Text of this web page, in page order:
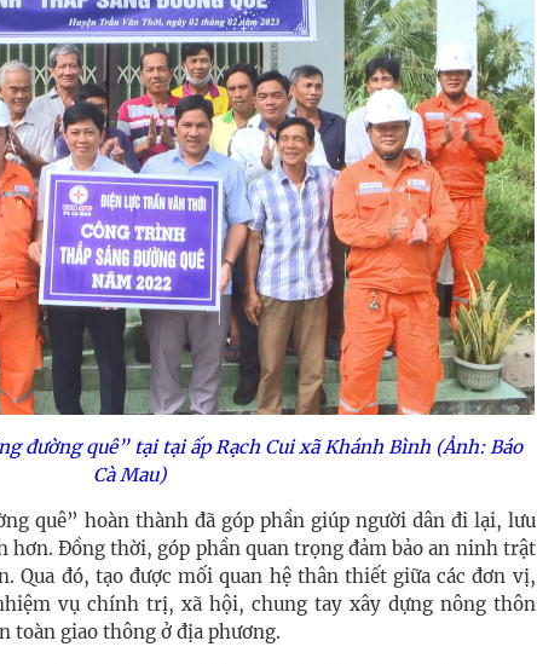
đường quê” tại tại ấp Rạch Cui xã Khánh Bình (Ảnh: Báo
Cà Mau)
quê” hoàn thành đã góp phần giúp người dân đi lại, lưu
hơn. Ðồng thời, góp phần quan trọng đảm bảo an ninh trật
Qua đó, tạo được mối quan hệ thân thiết giữa các đơn vị,
vụ chính trị, xã hội, chung tay xây dựng nông thôn
toàn giao thông ở địa phương.